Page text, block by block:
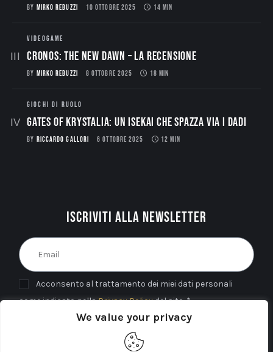
We value your privacy
BY MIRKO REBUZZI 10 OTTOBRE 2025 14 MIN
VIDEOGAME
CRONOS: THE NEW DAWN – La Recensione
BY MIRKO REBUZZI 8 OTTOBRE 2025 18 MIN
GIOCHI DI RUOLO
Gates of Krystalia: Un Isekai che spazza via i dadi
BY RICCARDO GALLORI 6 OTTOBRE 2025 12 MIN
Iscriviti alla newsletter
Acconsento al trattamento dei miei dati personali
come indicato nellaPrivacy Policydel sito. *
INVIA